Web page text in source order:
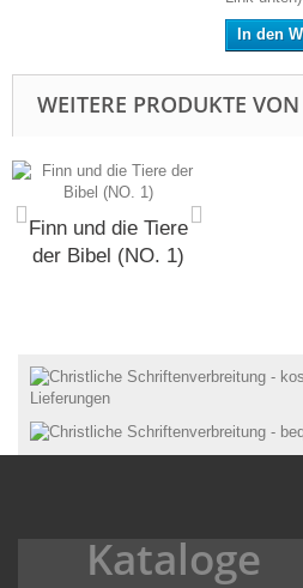
In den
WEITERE PRODUKTE
Finn und die Tiere
der Bibel (NO. 1)
Kataloge